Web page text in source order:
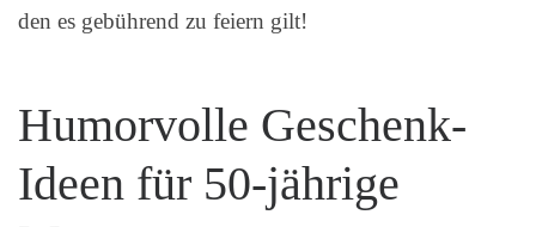
den es gebührend zu feiern gilt!
Humorvolle Geschenk-
Ideen für 50-jährige